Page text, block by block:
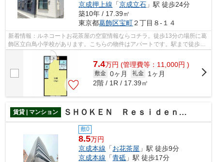
京成押上線 「京成立石 」駅 徒歩24分
築10年 / 17.39㎡
東京都葛飾区宝町２丁目８-１４
新着情報：ルネコートお花茶屋の空室情報ならコチラ。徒歩13分の場所に葛
飾区立白鳥小学校があります。こちらの物件はアパートです。駅まで徒歩4
分の立地が魅力的な、利便性の高い物件...
7.4万円 (管理費等：11,000円 )
敷金 0ヶ月 礼金
1ヶ月
2階 / 1R / 17.39㎡
賃貸 | マンション ＳＨＯＫＥＮ Ｒｅｓｉｄｅｎｃｅお花茶屋
敷0
8.5万円
京成本線 「お花茶屋 」駅 徒歩9分
京成本線 「青砥 」駅 徒歩17分